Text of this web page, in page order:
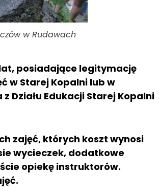
w Rudawach
posiadające legitymację
w Starej Kopalni lub w
Działu Edukacji Starej Kopalni
zajęć, których koszt wynosi
wycieczek, dodatkowe
opiekę instruktorów.